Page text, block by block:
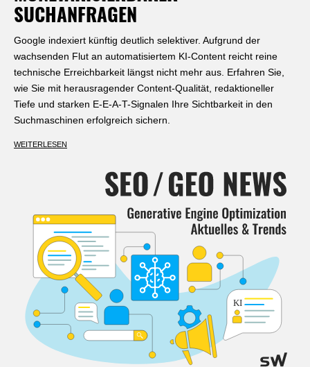
SUCHANFRAGEN
Google indexiert künftig deutlich selektiver. Aufgrund der
wachsenden Flut an automatisiertem KI-Content reicht reine
technische Erreichbarkeit längst nicht mehr aus. Erfahren Sie,
wie Sie mit herausragender Content-Qualität, redaktioneller
Tiefe und starken E-E-A-T-Signalen Ihre Sichtbarkeit in den
Suchmaschinen erfolgreich sichern.
WEITERLESEN